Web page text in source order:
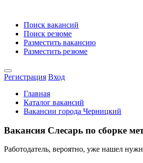
Поиск вакансий
Поиск резюме
Разместить вакансию
Разместить резюме
Регистрация Вход
Главная
Каталог вакансий
Вакансии города Черницкий
Вакансия Слесарь по сборке
Работодатель, вероятно, уже нашел